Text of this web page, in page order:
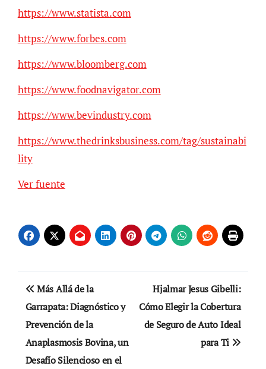
https://www.statista.com
https://www.forbes.com
https://www.bloomberg.com
https://www.foodnavigator.com
https://www.bevindustry.com
https://www.thedrinksbusiness.com/tag/sustainabi
lity
Navegación
entradas
Ver fuente
Navegación
de
entradas
Más Allá de la
Garrapata: Diagnóstico y
Prevención de la
Anaplasmosis Bovina, un
Desafío Silencioso en el
Hjalmar Jesus Gibelli:
Cómo Elegir la Cobertura
de Seguro de Auto Ideal
para Ti